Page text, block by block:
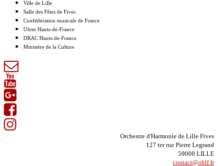
Ville de Lille
Salle des Fêtes de Fives
Confédération musicale de France
Ufem Hauts-de-France
DRAC Hauts-de-France
Ministère de la Culture
Orchestre d'Harmonie de Lille Fives
127 ter rue Pierre Legrand
59000 LILLE
contact@ohlf.fr